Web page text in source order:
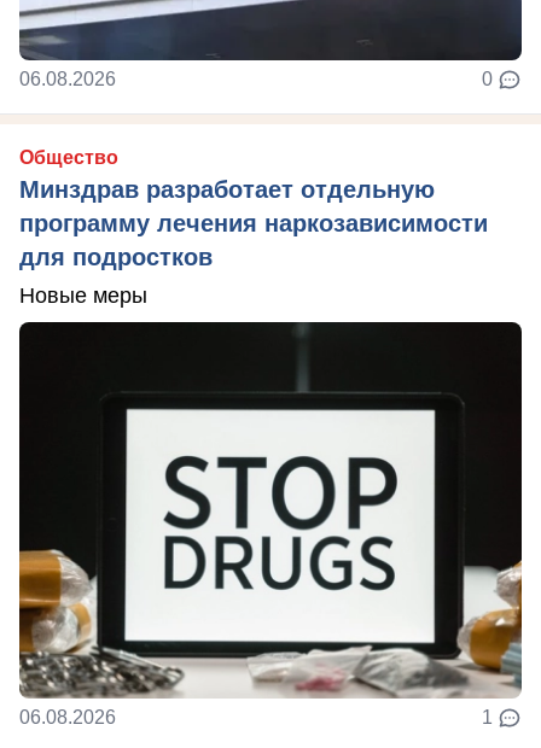
06.08.2026 0
Общество
Минздрав разработает отдельную
программу лечения наркозависимости
для подростков
Новые меры
06.08.2026 1